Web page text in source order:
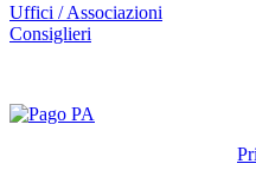
Uffici / Associazioni
Consiglieri